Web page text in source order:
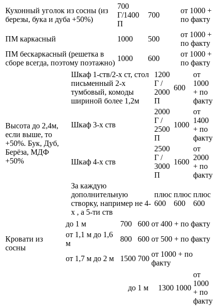
Кухонный уголок из сосны (из
березы, бука и дуба +50%)
700
Г/1400
П
700
от 1000 +
по факту
ПМ каркасный 1000 500
от 1000 +
по факту
ПМ бескаркасный (решетка в
сборе всегда, поэтому поэтажно)
1000 600
от 1000 +
по факту
Высота до 2,4м,
если выше, то
+50%. Бук, Дуб,
Берёза, МДФ
+50%
Шкаф 1-ств/2-х ст, стол
письменный 2-х
тумбовый, комоды
шириной более 1,2м
1200
Г /
2000
П
600
от
1000
+ по
факту
Шкаф 3-х ств
2000
Г /
2500
П
1000
от
1400
+ по
факту
Шкаф 4-х ств
2500
Г /
3000
П
1600
от
2000
+ по
факту
За каждую
дополнительную
створку, например не 4-
х , а 5-ти ств
плюс
600
плюс
600
плюс
600
Кровати из
сосны
до 1 м 700 600 от 400 + по факту
от 1,1 м до 1,6
м
800 600 от 500 + по факту
от 1,7 м до 2 м 1500 700
от 1000 + по
факту
до 1 м 1300 1000
от
1000
+ по
факту